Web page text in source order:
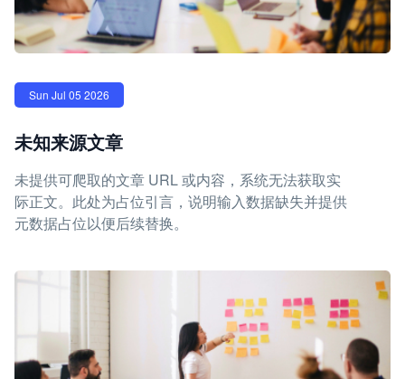
Sun Jul 05 2026
未知来源文章
未提供可爬取的文章 URL 或内容，系统无法获取实
际正文。此处为占位引言，说明输入数据缺失并提供
元数据占位以便后续替换。